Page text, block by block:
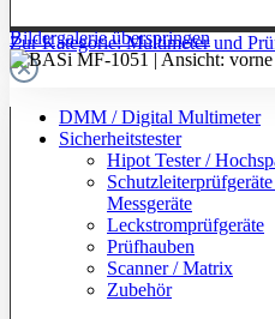
Zur Kategorie: Multimeter und
DMM / Digital Multimeter
Sicherheitstester
Hipot Tester /
Messgeräte
Leckstromprüfgeräte
Prüfhauben
Scanner / Matrix
Zubehör
Bildergalerie überspringen